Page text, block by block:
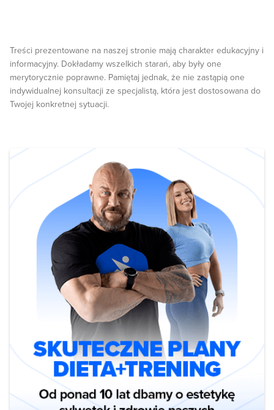
Treści prezentowane na naszej stronie mają charakter edukacyjny i
informacyjny. Dokładamy wszelkich starań, aby były one
merytorycznie poprawne. Pamiętaj jednak, że nie zastąpią one
indywidualnej konsultacji ze specjalistą, która jest dostosowana do
Twojej konkretnej sytuacji.